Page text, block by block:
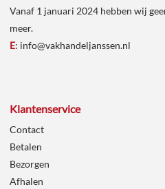
Vanaf 1 januari 2024 hebben wij
meer.
E: info@vakhandeljanssen.nl
Klantenservice
Contact
Betalen
Bezorgen
Afhalen